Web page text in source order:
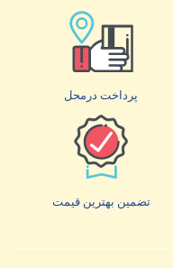
پرداخت درمحل
تضمین بهترین قیمت